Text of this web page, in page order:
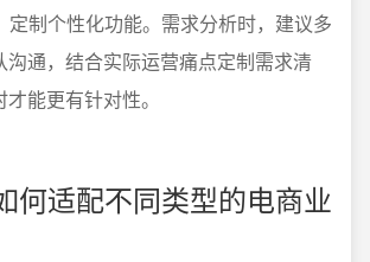
定制个性化功能。需求分析时，建议多
沟通，结合实际运营痛点定制需求清
能更有针对性。
何适配不同类型的电商业